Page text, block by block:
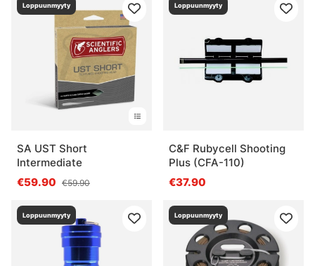
Loppuunmyyty
SA UST Short
Intermediate
€59.90 €59.90
Loppuunmyyty
C&F Rubycell Shooting
Plus (CFA-110)
€37.90
Loppuunmyyty Loppuunmyyty